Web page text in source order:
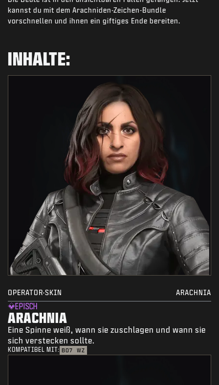
NEWS
SHOP
KUNDENDIENST
kannst du mit dem Arachniden-Zeichen-Bundle
vorschnellen und ihnen ein giftiges Ende bereiten.
INHALTE:
OPERATOR-SKIN ARACHNIA
EPISCH
ARACHNIA
Eine Spinne weiß, wann sie zuschlagen und wann sie
sich verstecken sollte.
KOMPATIBEL MIT: BO7 WZ